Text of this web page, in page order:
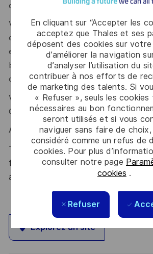
En cliquant sur “Accepter les
acceptez que Thales et ses
déposent des cookies sur votre
d’améliorer la navigation
d’analyser l’utilisation du
contribuer à nos efforts de
de marketing des talents. Si
« Refuser », seuls les cookies
nécessaires au bon
seront utilisés et si vous
naviguer sans faire de
considéré comme un refus de
cookies. Pour plus
consulter notre page
cookies .
Refuser
d’architecture Software ?
Vous êtes reconnu-e pour votre sens de
et vous savez aussi faire preuve de
excellente capacité de négociation tout
bon niveau de communication pour
co-ingénierie ?
Vous maîtrisez idéalement nos Process
Chorus 2 DDQS ?
Alors ce poste est fait pour vous !
Thales, entreprise Handi-
tous les talents. La diversité est
atout. Postulez et rejoignez nous !
Explorez un site